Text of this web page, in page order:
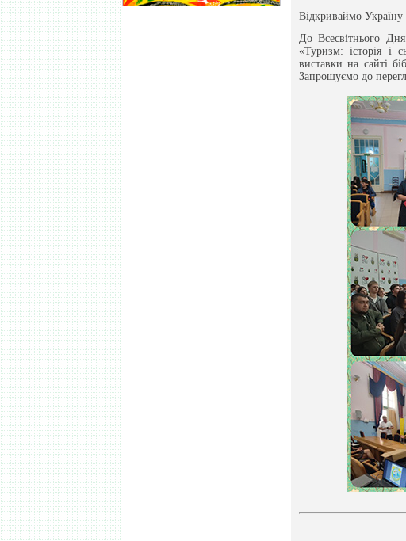
Відкриваймо Україну
До Всесвітнього
«Туризм: історія і
виставки на сайті
Запрошуємо до